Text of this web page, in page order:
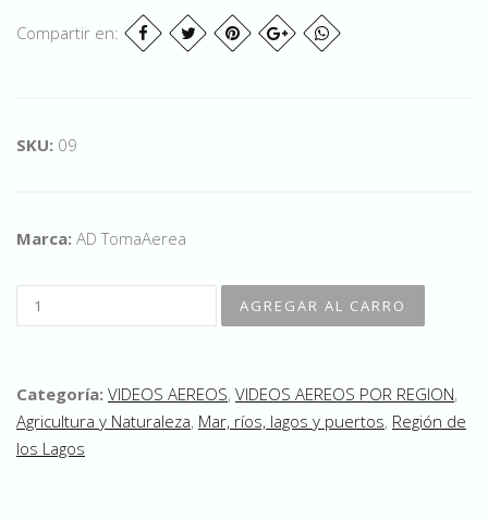
Compartir en:
SKU: 09
Marca: AD TomaAerea
Categoría: VIDEOS AEREOS, VIDEOS AEREOS POR REGION,
Agricultura y Naturaleza, Mar, ríos, lagos y puertos, Región de
los Lagos